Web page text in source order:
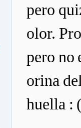
pero
olor.
pero no
orina
huella :